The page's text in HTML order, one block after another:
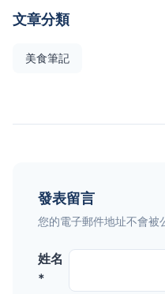
文章分類
美食筆記
發表留言
您的電子郵件地址不會被
姓名
*